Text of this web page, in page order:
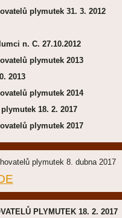
plymutek 31. 3. 2012
n. C. 27.10.2012
plymutek 2013
2013
plymutek 2014
18. 2. 2017
plymutek 2017
plymutek 8. dubna 2017
PLYMUTEK 18. 2. 2017